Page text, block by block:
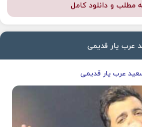
مطلب و دانلود کامل
عرب یار قدیمی
عرب یار قدیمی